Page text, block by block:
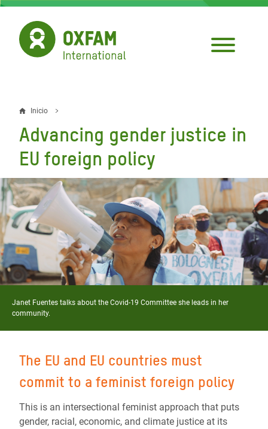
Pasar
contenido
principal
Sobrescribir
enlaces
de
ayuda
a
la
navegación
Inicio
Advancing gender justice in
EU foreign policy
Janet Fuentes talks about the Covid-19 Committee she leads in her
community.
The EU and EU countries must
commit to a feminist foreign policy
This is an intersectional feminist approach that puts
gender, racial, economic, and climate justice at its